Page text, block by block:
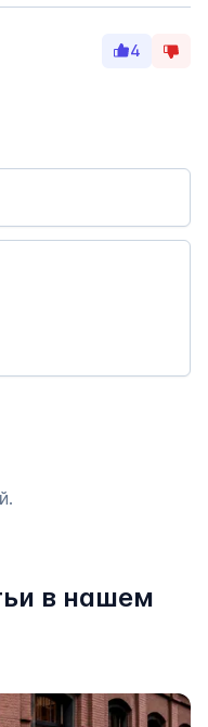
4
в нашем